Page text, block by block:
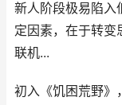
新人阶段极易陷入
定因素，在于转变
联机...
初入《饥困荒野》